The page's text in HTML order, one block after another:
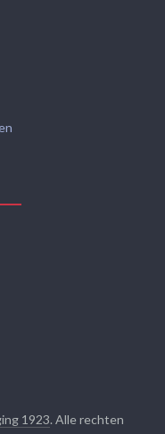
1923. Alle rechten